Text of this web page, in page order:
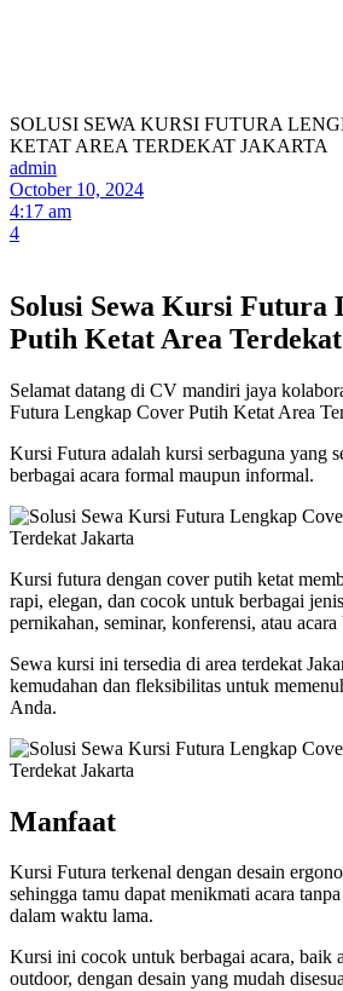
SOLUSI SEWA KURSI FUTURA
KETAT AREA TERDEKAT JAKARTA
admin
October 10, 2024
4:17 am
4
Solusi Sewa Kursi Futura
Putih Ketat Area
Selamat datang di CV mandiri jaya
Futura Lengkap Cover Putih Ketat Area
Kursi Futura adalah kursi serbaguna yang
berbagai acara formal maupun informal.
Kursi futura dengan cover putih ketat
rapi, elegan, dan cocok untuk berbagai
pernikahan, seminar, konferensi, atau acara
Sewa kursi ini tersedia di area terdekat
kemudahan dan fleksibilitas untuk
Anda.
Manfaat
Kursi Futura terkenal dengan desain
sehingga tamu dapat menikmati acara
dalam waktu lama.
Kursi ini cocok untuk berbagai acara, baik
outdoor, dengan desain yang mudah